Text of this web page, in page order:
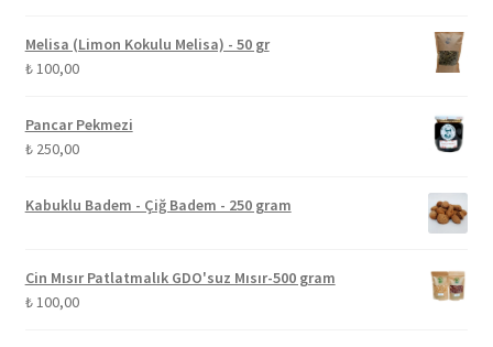
Melisa (Limon Kokulu Melisa) - 50 gr
₺100,00
Pancar Pekmezi
₺250,00
Kabuklu Badem - Çiğ Badem - 250 gram
Cin Mısır Patlatmalık GDO'suz Mısır-500 gram
₺100,00